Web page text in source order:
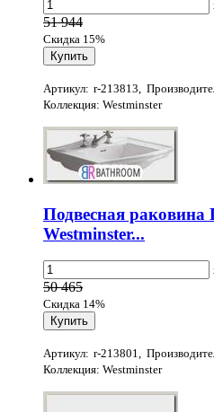
51 944
Скидка 15%
Артикул: r-213813,
Коллекция: Westminster
Подвесная раковина
Westminster...
50 465
Скидка 14%
Артикул: r-213801,
Коллекция: Westminster